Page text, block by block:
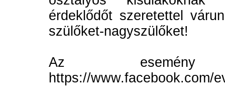
érdeklődőt szeretettel
szülőket-nagyszülőket!
Az esemény
https://www.facebook.com/